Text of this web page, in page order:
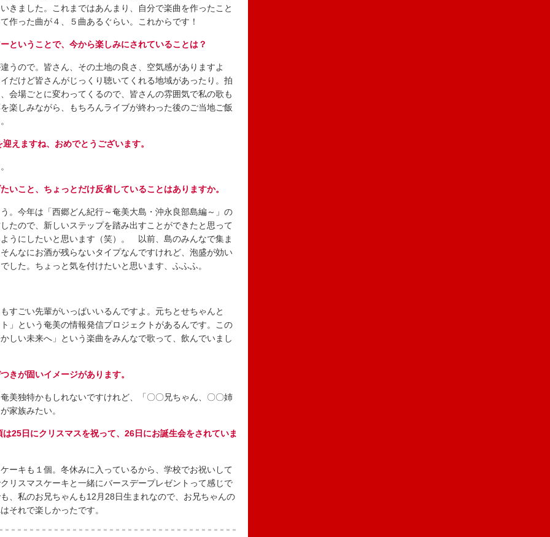
きました。これまではあんまり、自分で楽曲を作ったこと
作った曲が４、５曲あるぐらい。これからです！
ということで、今から楽しみにされていることは？
ので。皆さん、その土地の良さ、空気感がありますよ
だけど皆さんがじっくり聴いてくれる地域があったり。拍
会場ごとに変わってくるので、皆さんの雰囲気で私の歌も
楽しみながら、もちろんライブが終わった後のご当地ご飯
えますね、おめでとうございます。
いこと、ちょっとだけ反省していることはありますか。
今年は「西郷どん紀行～奄美大島・沖永良部島編～」の
たので、新しいステップを踏み出すことができたと思って
うにしたいと思います（笑）。 以前、島のみんなで集ま
んなにお酒が残らないタイプなんですけれど、泡盛が効い
した。ちょっと気を付けたいと思います、ふふふ。
ごい先輩がいっぱいいるんですよ。元ちとせちゃんと
」という奄美の情報発信プロジェクトがあるんです。この
しい未来へ」という楽曲をみんなで歌って、飲んでいまし
きが固いイメージがあります。
独特かもしれないですけれど、「〇〇兄ちゃん、〇〇姉
家族みたい。
25日にクリスマスを祝って、26日にお誕生会をされていま
キも１個。冬休みに入っているから、学校でお祝いして
リスマスケーキと一緒にバースデープレゼントって感じで
、私のお兄ちゃんも12月28日生まれなので、お兄ちゃんの
それで楽しかったです。